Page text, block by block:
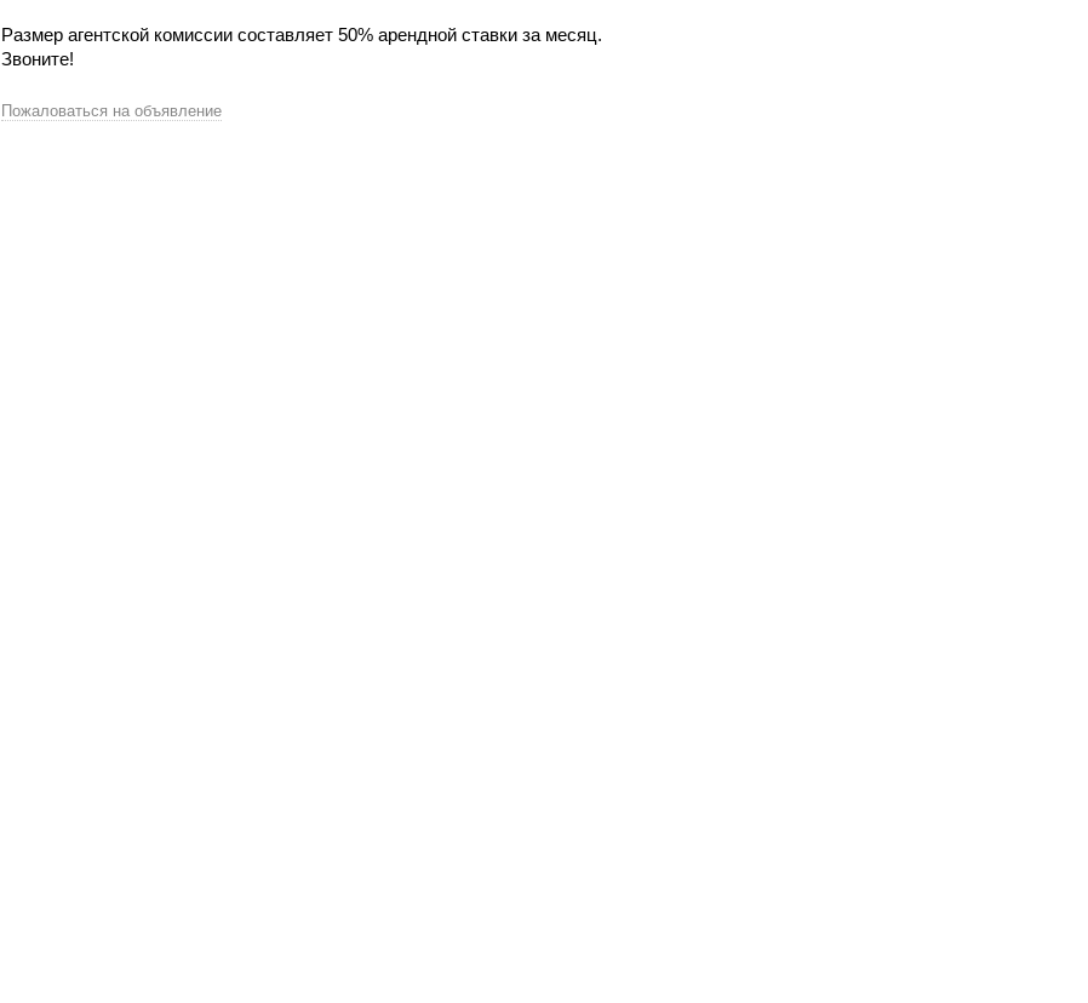
Размер агентской комиссии составляет 50% арендной ставки за месяц.
Звоните!
Пожаловаться на объявление